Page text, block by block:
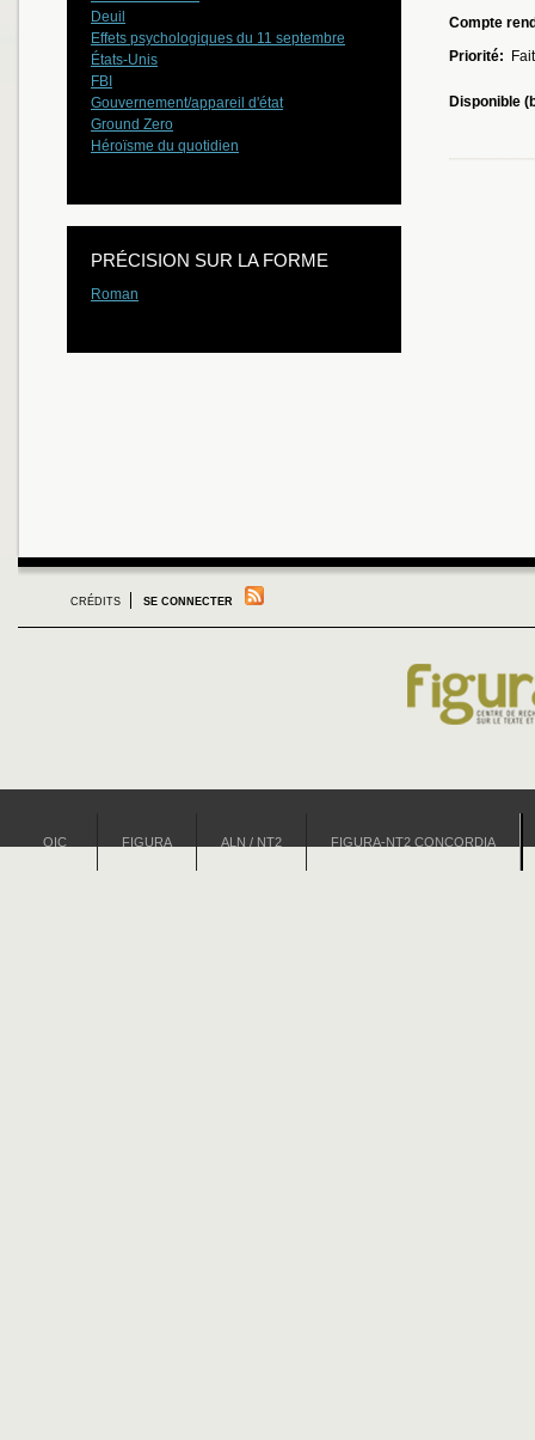
Compte
Priorité:
Fait
Disponible
Deuil
Effets psychologiques du 11 septembre
États-Unis
FBI
Gouvernement/appareil d'état
Ground Zero
Héroïsme du quotidien
PRÉCISION SUR LA FORME
Roman
CRÉDITS SE CONNECTER
OIC FIGURA ALN / NT2 FIGURA-NT2 CONCORDIA